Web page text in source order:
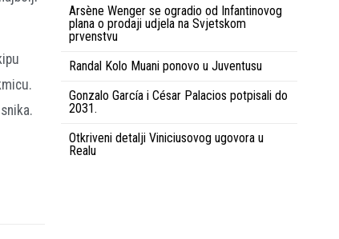
Arsène Wenger se ogradio od Infantinovog
plana o prodaji udjela na Svjetskom
prvenstvu
Randal Kolo Muani ponovo u Juventusu
Gonzalo García i César Palacios potpisali do
2031.
Otkriveni detalji Viniciusovog ugovora u
Realu